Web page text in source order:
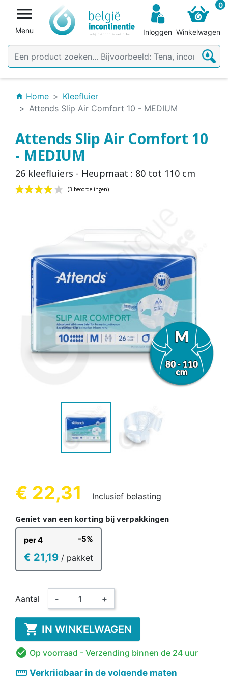

Menu Inloggen
0
Winkelwagen
home Home
Kleefluier
Attends Slip Air Comfort 10 - MEDIUM
Attends Slip Air Comfort 10
- MEDIUM
26 kleefluiers - Heupmaat : 80 tot 110 cm
€ 22,31 Inclusief belasting
Geniet van een korting bij verpakkingen
per 4 -5%
€ 21,19 / pakket
Aantal - +
 IN WINKELWAGEN
 Op voorraad - Verzending binnen de 24 uur
straighten Verkrijgbaar in de volgende maten